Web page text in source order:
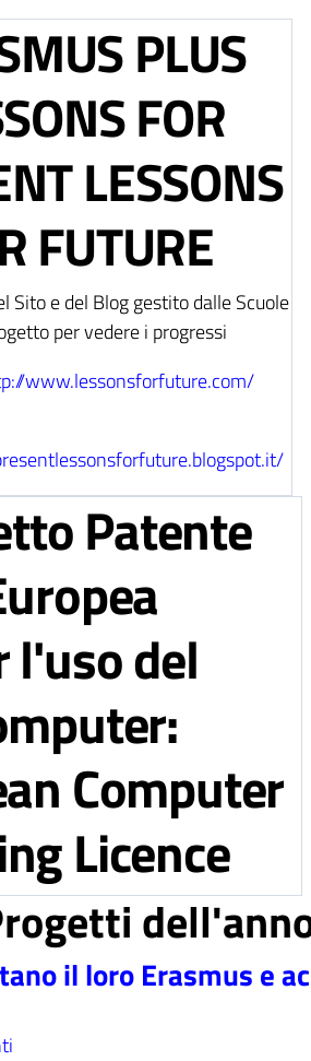
PLUS
FOR
LESSONS
FUTURE
Sito e del Blog gestito dalle Scuole
per vedere i progressi
www.lessonsforfuture.com/
Patente
l'uso del
Computer
Licence
il loro Erasmus e